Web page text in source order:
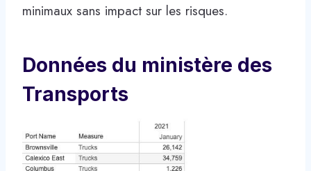
minimaux sans impact sur les risques.
Données du ministère des
Transports